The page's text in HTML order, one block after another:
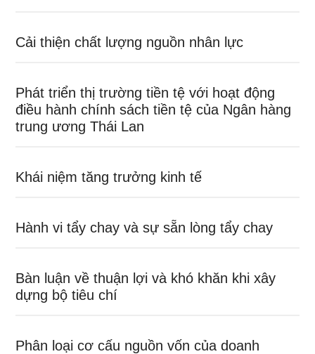
Cải thiện chất lượng nguồn nhân lực
Phát triển thị trường tiền tệ với hoạt động
điều hành chính sách tiền tệ của Ngân hàng
trung ương Thái Lan
Khái niệm tăng trưởng kinh tế
Hành vi tẩy chay và sự sẵn lòng tẩy chay
Bàn luận về thuận lợi và khó khăn khi xây
dựng bộ tiêu chí
Phân loại cơ cấu nguồn vốn của doanh